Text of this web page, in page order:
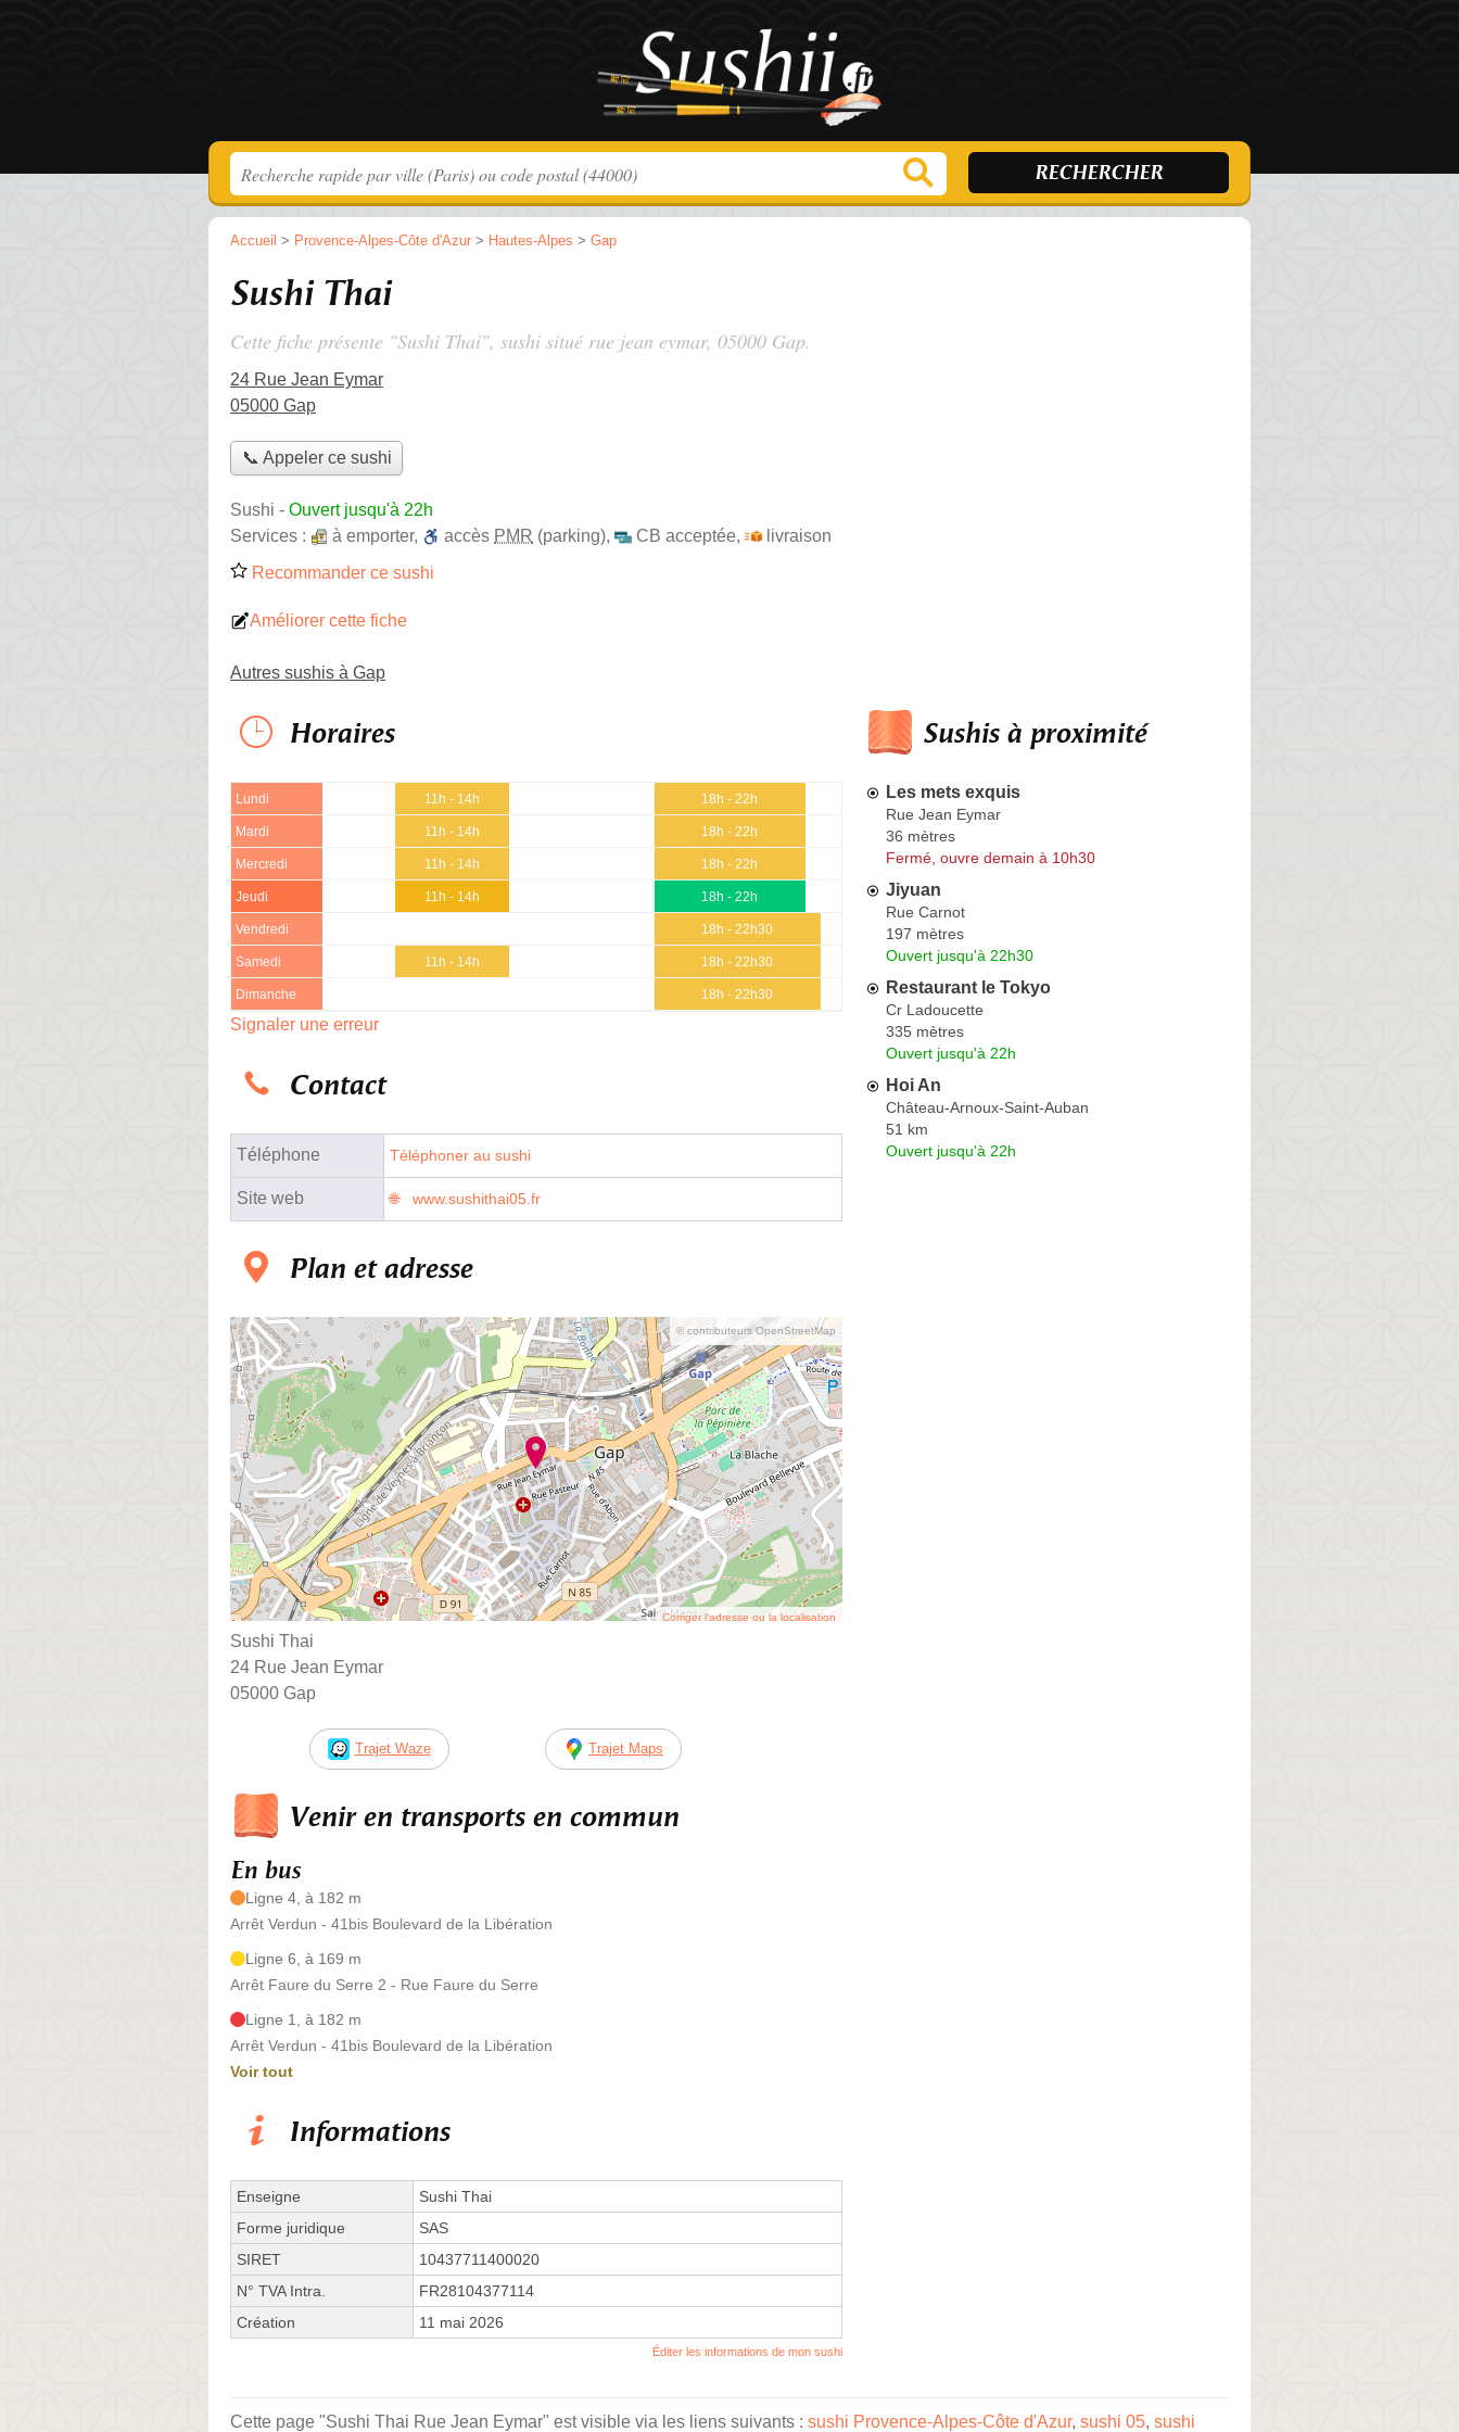
Accueil > Provence-Alpes-Côte d'Azur > Hautes-Alpes > Gap
Sushi Thai
Cette fiche présente "Sushi Thai", sushi situé rue jean eymar, 05000 Gap.
24 Rue Jean Eymar
05000 Gap
📞 Appeler ce sushi
Sushi - Ouvert jusqu'à 22h
Services :
à emporter, accès PMR (parking), CB acceptée,
livraison
Recommander ce sushi
Améliorer cette fiche
Autres sushis à Gap
Horaires
Lundi 11h - 14h 18h - 22h
Mardi 11h - 14h 18h - 22h
Mercredi 11h - 14h 18h - 22h
Jeudi 11h - 14h 18h - 22h
Vendredi 18h - 22h30
Samedi 11h - 14h 18h - 22h30
Dimanche 18h - 22h30
Signaler une erreur
Contact
Téléphone Téléphoner au sushi
Site web www.sushithai05.fr
Plan et adresse
© contributeurs OpenStreetMap
Corriger l’adresse ou la localisation
Sushi Thai
24 Rue Jean Eymar
05000 Gap
Trajet Waze Trajet Maps
Venir en transports en commun
En bus
Ligne 4, à 182 m
Arrêt Verdun - 41bis Boulevard de la Libération
Ligne 6, à 169 m
Arrêt Faure du Serre 2 - Rue Faure du Serre
Ligne 1, à 182 m
Arrêt Verdun - 41bis Boulevard de la Libération
Voir tout
Informations
Enseigne
Sushi Thai
Forme juridique
SAS
SIRET
10437711400020
N° TVA Intra.
FR28104377114
Création
11 mai 2026
Éditer les informations de mon sushi
Sushis à proximité
Les mets exquis
Rue Jean Eymar
36 mètres
Fermé, ouvre demain à 10h30
Jiyuan
Rue Carnot
197 mètres
Ouvert jusqu'à 22h30
Restaurant le Tokyo
Cr Ladoucette
335 mètres
Ouvert jusqu'à 22h
Hoi An
Château-Arnoux-Saint-Auban
51 km
Ouvert jusqu'à 22h
Cette page "Sushi Thai Rue Jean Eymar" est visible via les liens suivants : sushi Provence-Alpes-Côte d'Azur, sushi 05, sushi